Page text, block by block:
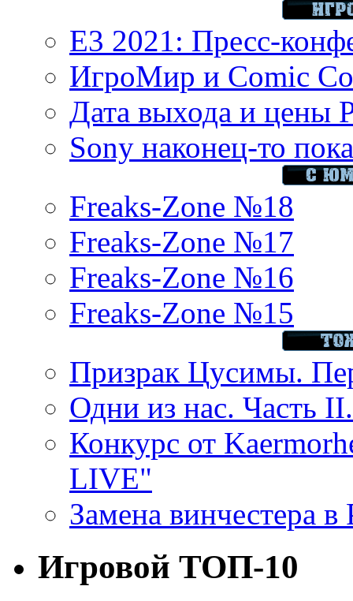
E3 2021: Пресс-
ИгроМир и Comic
Дата выхода и цены
Sony наконец-то
Freaks-Zone №18
Freaks-Zone №17
Freaks-Zone №16
Freaks-Zone №15
Призрак Цусимы.
Одни из нас. Часть
Конкурс от
LIVE"
Замена винчестера
Игровой ТОП-10